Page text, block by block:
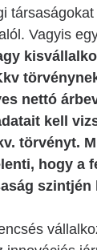
Vagyis
nettó
kell
törvényt.
hogy a